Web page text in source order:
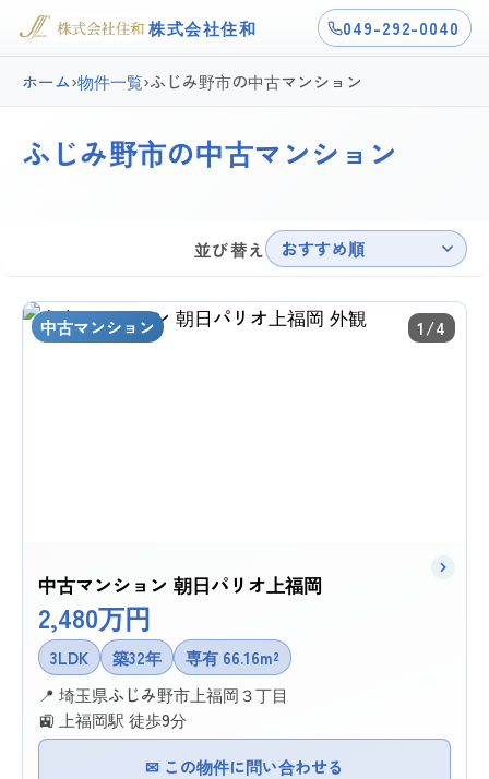
株式会社住和 049-292-0040
ホーム›物件一覧›ふじみ野市の中古マンション
ふじみ野市の中古マンション
並び替え おすすめ順
中古マンション 1/4
中古マンション 朝日パリオ上福岡
2,480万円
3LDK 築32年
専有 66.16m²
📍 埼玉県ふじみ野市上福岡３丁目
🚉 上福岡駅 徒歩9分
✉ この物件に問い合わせる